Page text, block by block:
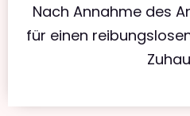
Nach Annahme des
für einen